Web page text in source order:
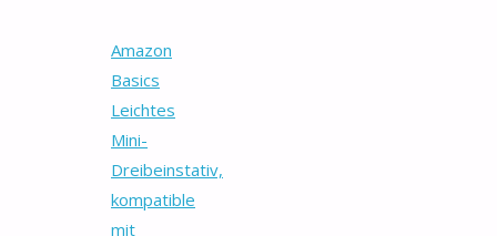
Amazon
Basics
Leichtes
Mini-
Dreibeinstativ,
kompatible
mit